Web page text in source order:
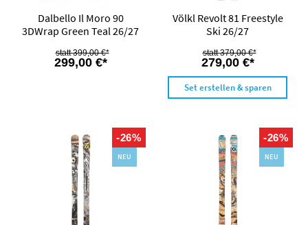
Dalbello Il Moro 90
3DWrap Green Teal 26/27
299,00 €*
399,00 €*
Völkl Revolt 81 Freestyle
Ski 26/27
279,00 €*
379,00 €*
Set erstellen & sparen
-26%
NEU
-26%
NEU